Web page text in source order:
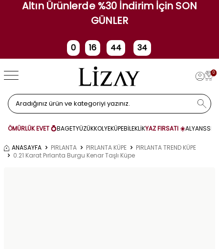
Altın Ürünlerde %30 İndirim İçin SON
GÜNLER
0
Gün
16
Saat
44 34
0
ÖMÜRLÜK EVET 💍BAGETYÜZÜKKOLYEKÜPEBİLEKLİKYAZ FIRSATI ☀️ALYANS
ANASAYFA PIRLANTA PIRLANTA KÜPE
PIRLANTA TREND KÜPE
0.21 Karat Pırlanta Burgu Kenar Taşlı Küpe